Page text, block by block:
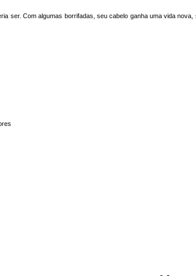
ser. Com algumas borrifadas, seu cabelo ganha uma vida